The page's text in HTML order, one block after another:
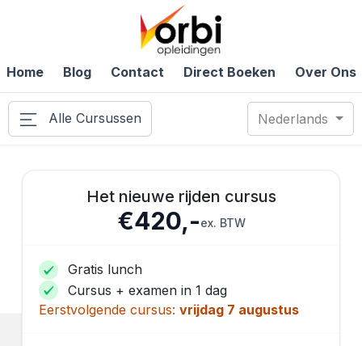
Home Blog Contact Direct Boeken Over Ons
Alle Cursussen Nederlands
Het nieuwe rijden cursus
€420,-ex. BTW
Gratis lunch
Cursus + examen in 1 dag
Eerstvolgende cursus: vrijdag 7 augustus